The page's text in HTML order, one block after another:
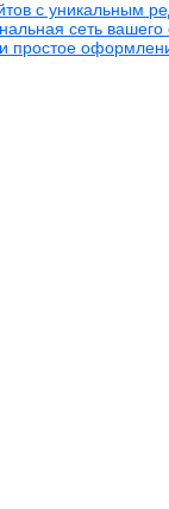
с уникальным
сеть
простое